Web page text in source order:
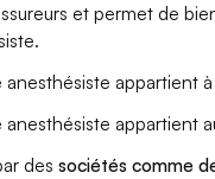
et permet de
appartient à
anesthésiste appartient
dessociétés comme